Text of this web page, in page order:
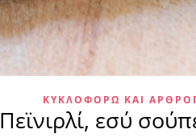
ΚΥΚΛΟΦΟΡΏ ΚΑΙ
Πεϊνιρλί, εσύ